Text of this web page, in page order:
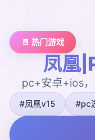
🚪 热门游戏
凤凰
pc+安卓+ios
#凤凰v15 #pc